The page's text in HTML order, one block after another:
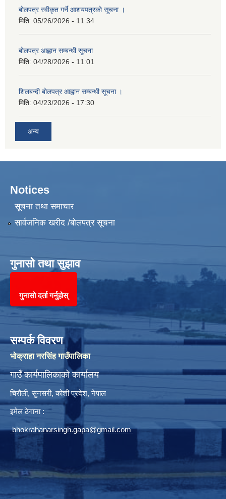
बोलपत्र स्वीकृत गर्ने आशयपत्रको सूचना ।
मिति: 05/26/2026 - 11:34
बोलपत्र आह्वान सम्बन्धी सूचना
मिति: 04/28/2026 - 11:01
शिलबन्दी बोलपत्र आह्वान सम्बन्धी सूचना ।
मिति: 04/23/2026 - 17:30
अन्य
Notices
सूचना तथा समाचार
सार्वजनिक खरीद /बोलपत्र सूचना
गुनासो तथा सुझाव
गुनासो दर्ता गर्नुहोस्
सम्पर्क विवरण
भोक्राहा नरसिंह गाउँपालिका
गाउँ कार्यपालिकाको कार्यालय
चिरौली, सुनसरी, कोशी प्रदेश, नेपाल
इमेल ठेगाना :
bhokrahanarsingh.gapa@gmail.com